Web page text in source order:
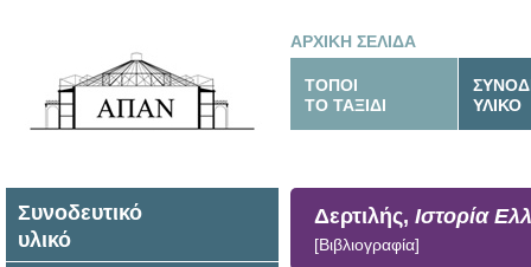
ΑΡΧΙΚΗ ΣΕΛΙΔΑ
ΤΟΠΟΙ
ΤΟ ΤΑΞΙΔΙ
ΥΛΙΚΟ
Συνοδευτικό
υλικό
Δερτιλής, Ιστορία
[Βιβλιογραφία]